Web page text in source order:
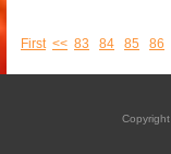
First << 83 84 85 86